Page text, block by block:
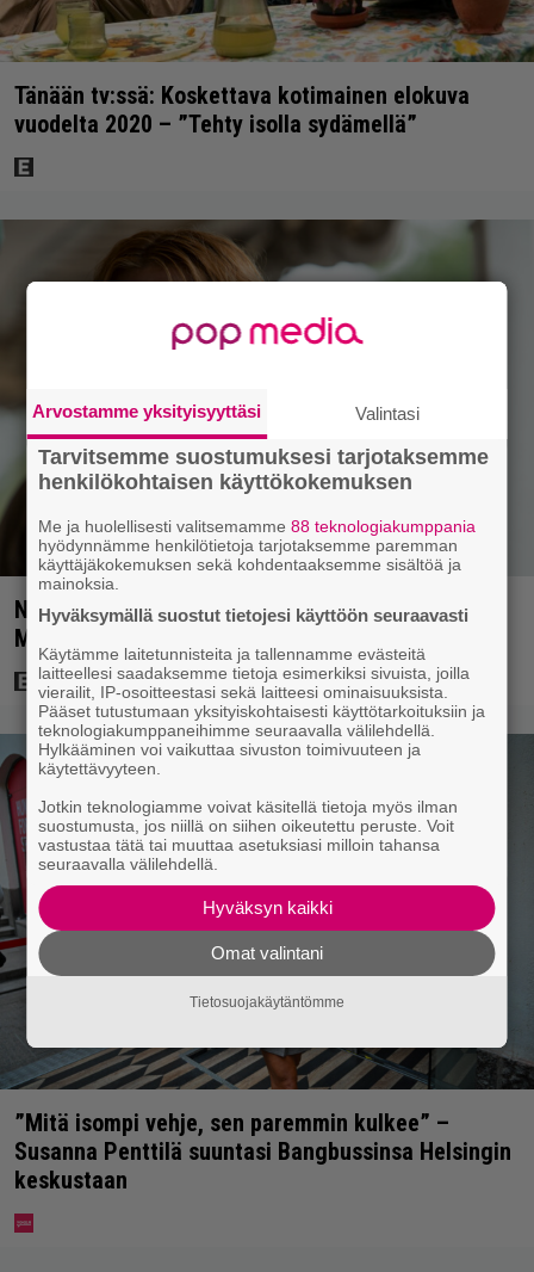
Tänään tv:ssä: Koskettava kotimainen elokuva
vuodelta 2020 – ”Tehty isolla sydämellä”
Nyt Netflixissä: 180 miljoonan toimintaseikkailu –
Margot Robbie vei seksikohtauksen liian pitkälle
”Mitä isompi vehje, sen paremmin kulkee” –
Susanna Penttilä suuntasi Bangbussinsa Helsingin
keskustaan
Arvostamme yksityisyyttäsi Valintasi
Tarvitsemme suostumuksesi tarjotaksemme
henkilökohtaisen käyttökokemuksen
Me ja huolellisesti valitsemamme88 teknologiakumppania
hyödynnämme henkilötietoja tarjotaksemme paremman
käyttäjäkokemuksen sekä kohdentaaksemme sisältöä ja
mainoksia.
Hyväksymällä suostut tietojesi käyttöön seuraavasti
Käytämme laitetunnisteita ja tallennamme evästeitä
laitteellesi saadaksemme tietoja esimerkiksi sivuista, joilla
vierailit, IP-osoitteestasi sekä laitteesi ominaisuuksista.
Pääset tutustumaan yksityiskohtaisesti käyttötarkoituksiin ja
teknologiakumppaneihimme seuraavalla välilehdellä.
Hylkääminen voi vaikuttaa sivuston toimivuuteen ja
käytettävyyteen.
Jotkin teknologiamme voivat käsitellä tietoja myös ilman
suostumusta, jos niillä on siihen oikeutettu peruste. Voit
vastustaa tätä tai muuttaa asetuksiasi milloin tahansa
seuraavalla välilehdellä.
Hyväksyn kaikki
Omat valintani
Tietosuojakäytäntömme